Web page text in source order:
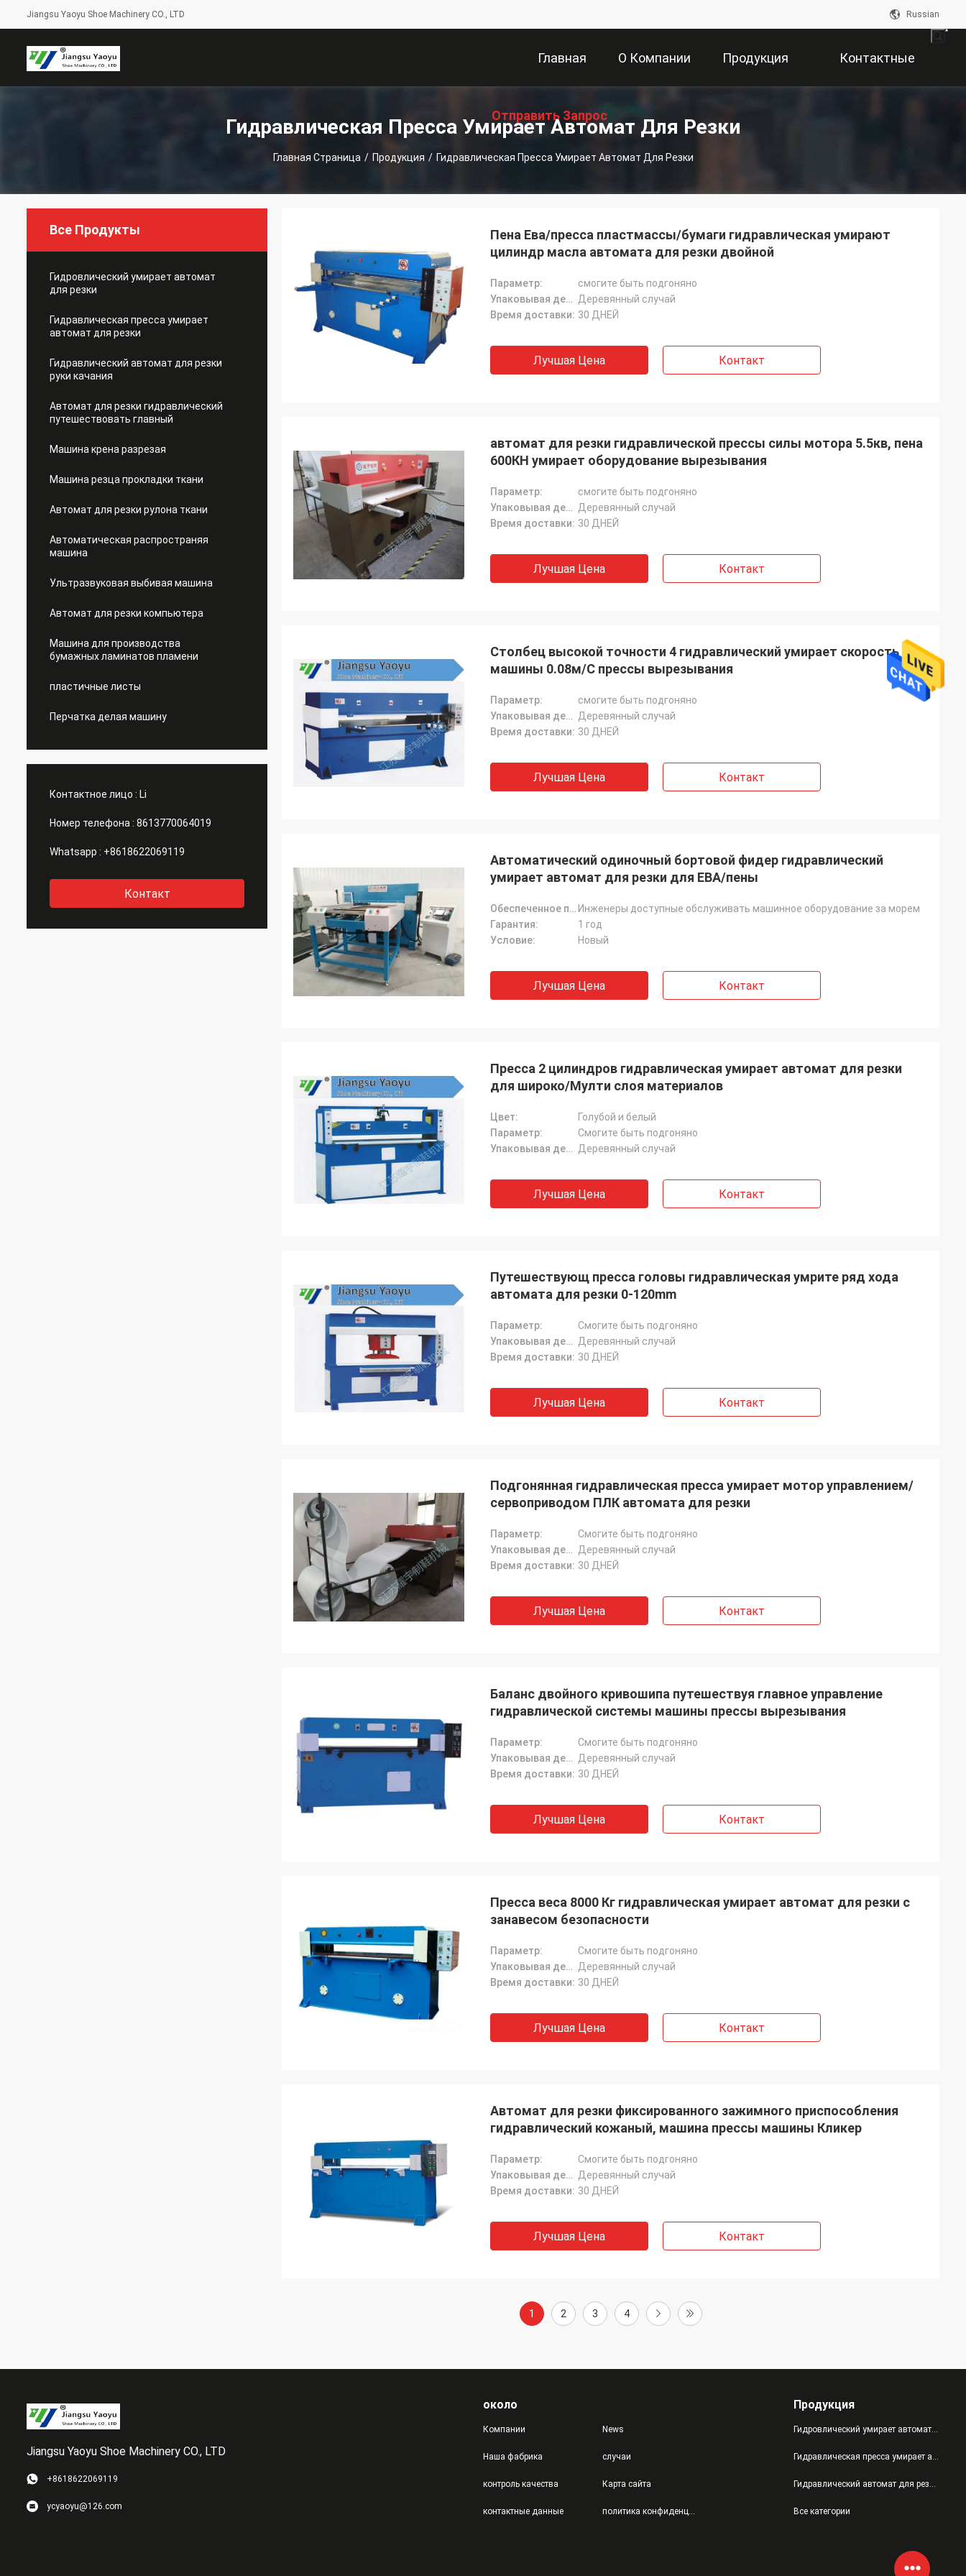
Jiangsu Yaoyu Shoe Machinery CO., LTD Russian
Главная
Страница
О Компании Продукция Контактные
Данные
Отправить Запрос
Гидравлическая Пресса Умирает Автомат Для Резки
Главная Страница / Продукция / Гидравлическая Пресса Умирает Автомат Для Резки
Все Продукты
Гидровлический умирает автомат
для резки
Гидравлическая пресса умирает
автомат для резки
Гидравлический автомат для резки
руки качания
Автомат для резки гидравлический
путешествовать главный
Машина крена разрезая
Машина резца прокладки ткани
Автомат для резки рулона ткани
Автоматическая распространяя
машина
Ультразвуковая выбивая машина
Автомат для резки компьютера
Машина для производства
бумажных ламинатов пламени
пластичные листы
Перчатка делая машину
Контактное лицо : Li
Номер телефона : 8613770064019
Whatsapp : +8618622069119
Контакт
Пена Ева/пресса пластмассы/бумаги гидравлическая умирают
цилиндр масла автомата для резки двойной
Параметр:
смогите быть подгоняно
Упаковывая детали: Деревянный случай
Время доставки: 30 ДНЕЙ
Лучшая Цена Контакт
автомат для резки гидравлической прессы силы мотора 5.5кв, пена
600КН умирает оборудование вырезывания
Параметр:
смогите быть подгоняно
Упаковывая детали: Деревянный случай
Время доставки: 30 ДНЕЙ
Лучшая Цена Контакт
Столбец высокой точности 4 гидравлический умирает скорость
машины 0.08м/С прессы вырезывания
Параметр:
смогите быть подгоняно
Упаковывая детали: Деревянный случай
Время доставки: 30 ДНЕЙ
Лучшая Цена Контакт
Автоматический одиночный бортовой фидер гидравлический
умирает автомат для резки для ЕВА/пены
Обеспеченное послепродажное обслуживание: Инженеры доступные обслуживать машинное оборудование за морем
Гарантия:
1 год
Условие:
Новый
Лучшая Цена Контакт
Пресса 2 цилиндров гидравлическая умирает автомат для резки
для широко/Мулти слоя материалов
Цвет:
Голубой и белый
Параметр:
Смогите быть подгоняно
Упаковывая детали: Деревянный случай
Лучшая Цена Контакт
Путешествующ пресса головы гидравлическая умрите ряд хода
автомата для резки 0-120mm
Параметр:
Смогите быть подгоняно
Упаковывая детали: Деревянный случай
Время доставки: 30 ДНЕЙ
Лучшая Цена Контакт
Подгонянная гидравлическая пресса умирает мотор управлением/
сервоприводом ПЛК автомата для резки
Параметр:
Смогите быть подгоняно
Упаковывая детали: Деревянный случай
Время доставки: 30 ДНЕЙ
Лучшая Цена Контакт
Баланс двойного кривошипа путешествуя главное управление
гидравлической системы машины прессы вырезывания
Параметр:
Смогите быть подгоняно
Упаковывая детали: Деревянный случай
Время доставки: 30 ДНЕЙ
Лучшая Цена Контакт
Пресса веса 8000 Кг гидравлическая умирает автомат для резки с
занавесом безопасности
Параметр:
Смогите быть подгоняно
Упаковывая детали: Деревянный случай
Время доставки: 30 ДНЕЙ
Лучшая Цена Контакт
Автомат для резки фиксированного зажимного приспособления
гидравлический кожаный, машина прессы машины Кликер
Параметр:
Смогите быть подгоняно
Упаковывая детали: Деревянный случай
Время доставки: 30 ДНЕЙ
Лучшая Цена Контакт
1 2 3 4
Jiangsu Yaoyu Shoe Machinery CO., LTD
+8618622069119
ycyaoyu@126.com
около
Компании
Наша фабрика
контроль качества
контактные данные
News
случаи
Карта сайта
политика конфиденциальности
Продукция
Гидровлический умирает автомат для резки
Гидравлическая пресса умирает автомат для резки
Гидравлический автомат для резки руки качания
Все категории